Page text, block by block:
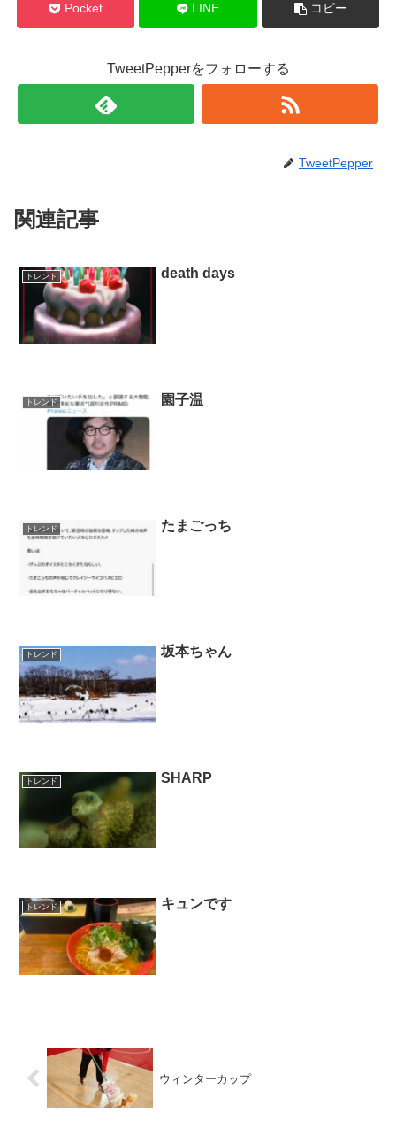
Pocket LINE コピー
TweetPepperをフォローする
TweetPepper
関連記事
トレンド death days
トレンド 園子温
トレンド たまごっち
トレンド 坂本ちゃん
トレンド SHARP
トレンド キュンです
ウィンターカップ